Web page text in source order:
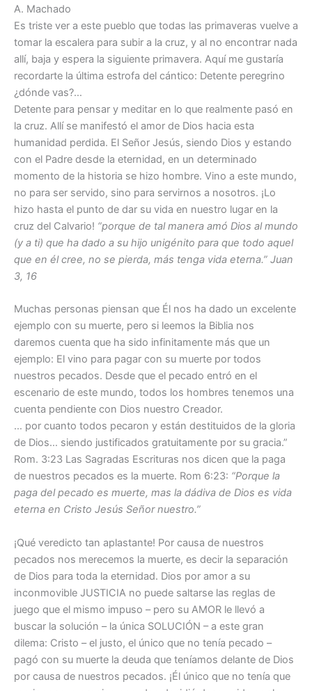
A. Machado
Es triste ver a este pueblo que todas las primaveras vuelve a
tomar la escalera para subir a la cruz, y al no encontrar nada
allí, baja y espera la siguiente primavera. Aquí me gustaría
recordarte la última estrofa del cántico: Detente peregrino
¿dónde vas?…
Detente para pensar y meditar en lo que realmente pasó en
la cruz. Allí se manifestó el amor de Dios hacia esta
humanidad perdida. El Señor Jesús, siendo Dios y estando
con el Padre desde la eternidad, en un determinado
momento de la historia se hizo hombre. Vino a este mundo,
no para ser servido, sino para servirnos a nosotros. ¡Lo
hizo hasta el punto de dar su vida en nuestro lugar en la
cruz del Calvario! “porque de tal manera amó Dios al mundo
(y a ti) que ha dado a su hijo unigénito para que todo aquel
que en él cree, no se pierda, más tenga vida eterna.” Juan
3, 16
Muchas personas piensan que Él nos ha dado un excelente
ejemplo con su muerte, pero si leemos la Biblia nos
daremos cuenta que ha sido infinitamente más que un
ejemplo: El vino para pagar con su muerte por todos
nuestros pecados. Desde que el pecado entró en el
escenario de este mundo, todos los hombres tenemos una
cuenta pendiente con Dios nuestro Creador.
… por cuanto todos pecaron y están destituidos de la gloria
de Dios… siendo justificados gratuitamente por su gracia.”
Rom. 3:23 Las Sagradas Escrituras nos dicen que la paga
de nuestros pecados es la muerte. Rom 6:23: “Porque la
paga del pecado es muerte, mas la dádiva de Dios es vida
eterna en Cristo Jesús Señor nuestro.”
¡Qué veredicto tan aplastante! Por causa de nuestros
pecados nos merecemos la muerte, es decir la separación
de Dios para toda la eternidad. Dios por amor a su
inconmovible JUSTICIA no puede saltarse las reglas de
juego que el mismo impuso – pero su AMOR le llevó a
buscar la solución – la única SOLUCIÓN – a este gran
dilema: Cristo – el justo, el único que no tenía pecado –
pagó con su muerte la deuda que teníamos delante de Dios
por causa de nuestros pecados. ¡Él único que no tenía que